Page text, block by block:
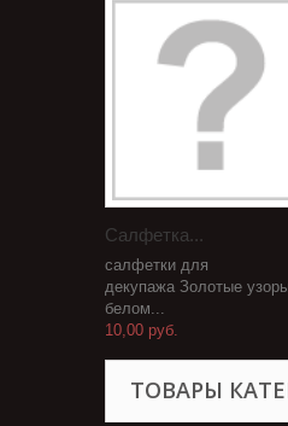
Салфетка...
салфетки для
декупажа Золотые
белом...
10,00 руб.
ТОВАРЫ